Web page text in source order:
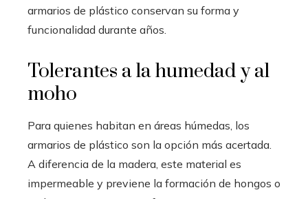
armarios de plástico conservan su forma y
funcionalidad durante años.
Tolerantes a la humedad y al
moho
Para quienes habitan en áreas húmedas, los
armarios de plástico son la opción más acertada.
A diferencia de la madera, este material es
impermeable y previene la formación de hongos o